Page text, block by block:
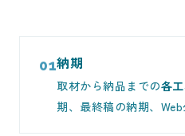
01納期
取材から納品までの各
期、最終稿の納期、Web